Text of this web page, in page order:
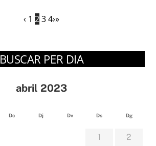
‹ 1 234›»
BUSCAR PER DIA
abril 2023
Dc Dj Dv Ds Dg
1 2